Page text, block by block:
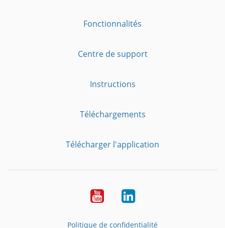
Fonctionnalités
Centre de support
Instructions
Téléchargements
Télécharger l'application
YouTubeLinkedIn
Politique de confidentialité